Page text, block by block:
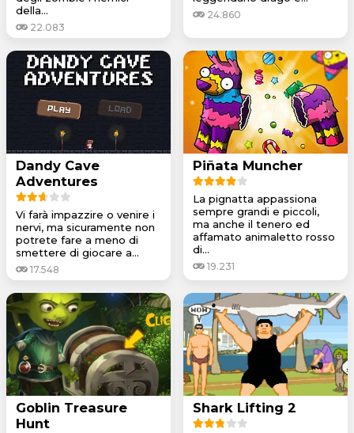
della...
22.083
24.860
Dandy Cave
Adventures
Vi farà impazzire o venire i
nervi, ma sicuramente non
potrete fare a meno di
smettere di giocare a...
17.548
Piñata Muncher
La pignatta appassiona
sempre grandi e piccoli,
ma anche il tenero ed
affamato animaletto rosso
di...
19.231
Goblin Treasure
Hunt
Shark Lifting 2